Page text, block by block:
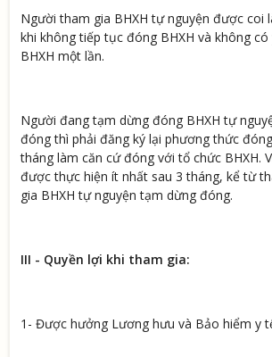
Người tham gia BHXH tự nguyện được coi
khi không tiếp tục đóng BHXH và không có
BHXH một lần.
Người đang tạm dừng đóng BHXH tự
đóng thì phải đăng ký lại phương thức
tháng làm căn cứ đóng với tổ chức BHXH.
được thực hiện ít nhất sau 3 tháng, kể từ
gia BHXH tự nguyện tạm dừng đóng.
III - Quyền lợi khi tham gia:
1- Được hưởng Lương hưu và Bảo hiểm y